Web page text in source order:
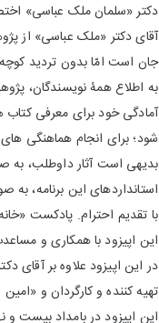
دکتر «سلمان ملک عباسی»
آقای دکتر «ملک عباسی» از
جان است امّا بدون تردید
به اطلاع همۀ نویسندگان،
آمادگی خود برای معرفی
شود؛ برای انجام هماهنگی
بدیهی است آثار داوطلب،
استانداردهای این برنامه،
با تقدیم احترام. پادکست
این اپیزود با همکاری و
در این اپیزود علاوه بر
تهیه کننده و کارگردان و
این اپیزود در بامداد بیست